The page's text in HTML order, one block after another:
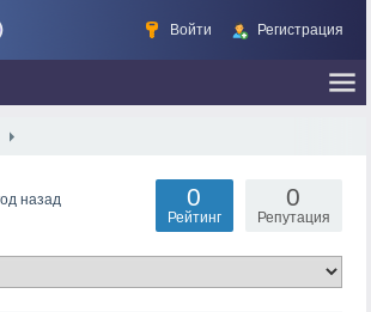
Войти Регистрация
назад 0
Репутация
0
Рейтинг